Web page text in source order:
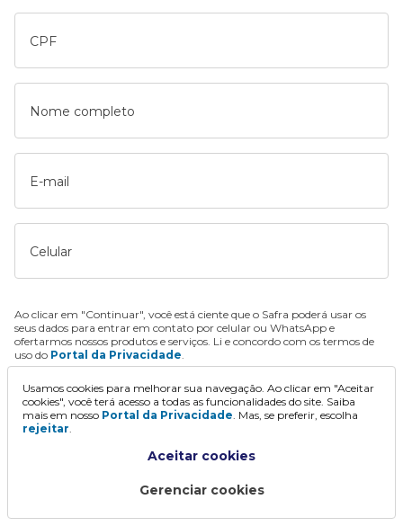
CPF
Nome completo
E-mail
Celular
Ao clicar em "Continuar", você está ciente que o Safra poderá usar os
seus dados para entrar em contato por celular ou WhatsApp e
ofertarmos nossos produtos e serviços. Li e concordo com os termos de
uso do Portal da Privacidade.
Continuar
Usamos cookies para melhorar sua navegação. Ao clicar em "Aceitar
cookies", você terá acesso a todas as funcionalidades do site. Saiba
mais em nosso Portal da Privacidade. Mas, se preferir, escolha
rejeitar.
Aceitar cookies
Gerenciar cookies